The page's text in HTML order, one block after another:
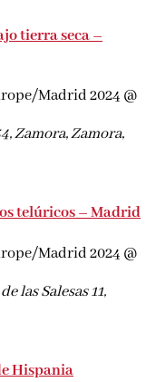
tierra seca –
Madrid 2024 @
Zamora, Zamora,
telúricos – Madrid
Madrid 2024 @
las Salesas 11,
Hispania